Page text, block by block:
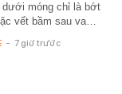
dưới móng chỉ là bớt
vết bầm sau va…
- 7 giờ trước